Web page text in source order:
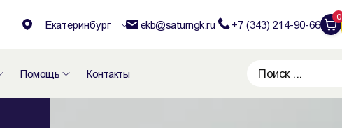
Екатеринбург ekb@saturngk.ru +7 (343) 214-90-66
0
Помощь Контакты